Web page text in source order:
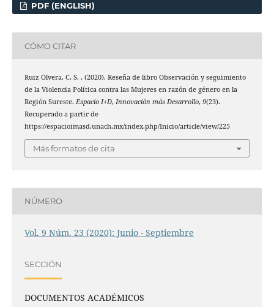
PDF (ENGLISH)
CÓMO CITAR
Ruiz Olvera, C. S. . (2020). Reseña de libro Observación y seguimiento
de la Violencia Política contra las Mujeres en razón de género en la
Región Sureste. Espacio I+D, Innovación más Desarrollo, 9(23).
Recuperado a partir de
https://espacioimasd.unach.mx/index.php/Inicio/article/view/225
Más formatos de cita
NÚMERO
Vol. 9 Núm. 23 (2020): Junio - Septiembre
SECCIÓN
DOCUMENTOS ACADÉMICOS